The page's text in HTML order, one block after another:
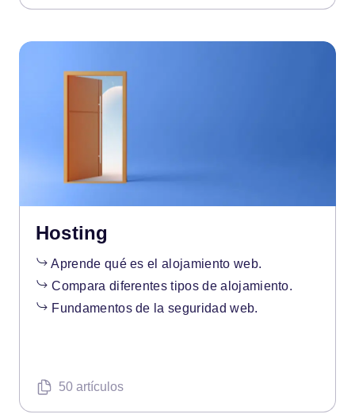
Hosting
Aprende qué es el alojamiento web.
Compara diferentes tipos de alojamiento.
Fundamentos de la seguridad web.
50 artículos